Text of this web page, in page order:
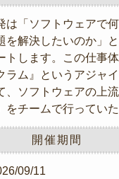
は「ソフトウェアで
を解決したいのか」
トします。この仕事
ラム』というアジャ
、ソフトウェアの上
をチームで行っていた
開催期間
09/11